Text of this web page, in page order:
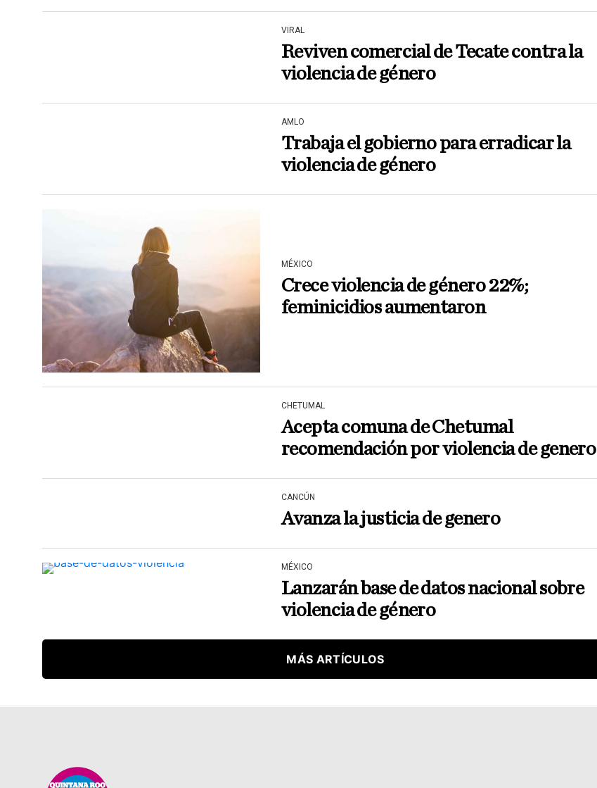
VIRAL
Reviven comercial de Tecate contra la
violencia de género
AMLO
Trabaja el gobierno para erradicar la
violencia de género
MÉXICO
Crece violencia de género 22%;
feminicidios aumentaron
CHETUMAL
Acepta comuna de Chetumal
recomendación por violencia de genero
CANCÚN
Avanza la justicia de genero
MÉXICO
Lanzarán base de datos nacional sobre
violencia de género
MÁS ARTÍCULOS